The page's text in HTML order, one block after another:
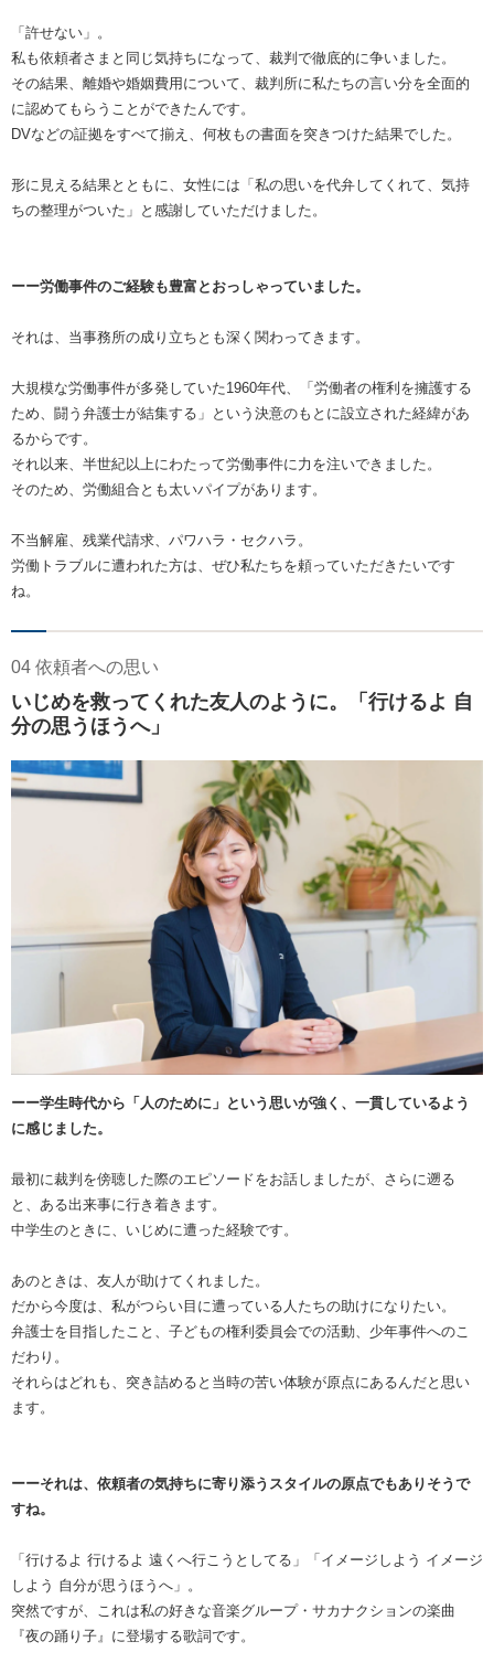
「許せない」。
私も依頼者さまと同じ気持ちになって、裁判で徹底的に争いました。
その結果、離婚や婚姻費用について、裁判所に私たちの言い分を全面的
に認めてもらうことができたんです。
DVなどの証拠をすべて揃え、何枚もの書面を突きつけた結果でした。
形に見える結果とともに、女性には「私の思いを代弁してくれて、気持
ちの整理がついた」と感謝していただけました。
ーー労働事件のご経験も豊富とおっしゃっていました。
それは、当事務所の成り立ちとも深く関わってきます。
大規模な労働事件が多発していた1960年代、「労働者の権利を擁護する
ため、闘う弁護士が結集する」という決意のもとに設立された経緯があ
るからです。
それ以来、半世紀以上にわたって労働事件に力を注いできました。
そのため、労働組合とも太いパイプがあります。
不当解雇、残業代請求、パワハラ・セクハラ。
労働トラブルに遭われた方は、ぜひ私たちを頼っていただきたいです
ね。
04 依頼者への思い
いじめを救ってくれた友人のように。「行けるよ 自
分の思うほうへ」
ーー学生時代から「人のために」という思いが強く、一貫しているよう
に感じました。
最初に裁判を傍聴した際のエピソードをお話しましたが、さらに遡る
と、ある出来事に行き着きます。
中学生のときに、いじめに遭った経験です。
あのときは、友人が助けてくれました。
だから今度は、私がつらい目に遭っている人たちの助けになりたい。
弁護士を目指したこと、子どもの権利委員会での活動、少年事件へのこ
だわり。
それらはどれも、突き詰めると当時の苦い体験が原点にあるんだと思い
ます。
ーーそれは、依頼者の気持ちに寄り添うスタイルの原点でもありそうで
すね。
「行けるよ 行けるよ 遠くへ行こうとしてる」「イメージしよう イメージ
しよう 自分が思うほうへ」。
突然ですが、これは私の好きな音楽グループ・サカナクションの楽曲
『夜の踊り子』に登場する歌詞です。